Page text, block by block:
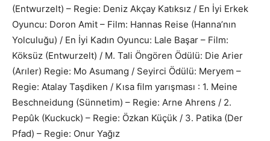
(Entwurzelt) – Regie: Deniz Akçay Katıksız / En İyi Erkek
Oyuncu: Doron Amit – Film: Hannas Reise (Hanna’nın
Yolculuğu) / En İyi Kadın Oyuncu: Lale Başar – Film:
Köksüz (Entwurzelt) / M. Tali Öngören Ödülü: Die Arier
(Arıler) Regie: Mo Asumang / Seyirci Ödülü: Meryem –
Regie: Atalay Taşdiken / Kısa film yarışması : 1. Meine
Beschneidung (Sünnetim) – Regie: Arne Ahrens / 2.
Pepûk (Kuckuck) – Regie: Özkan Küçük / 3. Patika (Der
Pfad) – Regie: Onur Yağız